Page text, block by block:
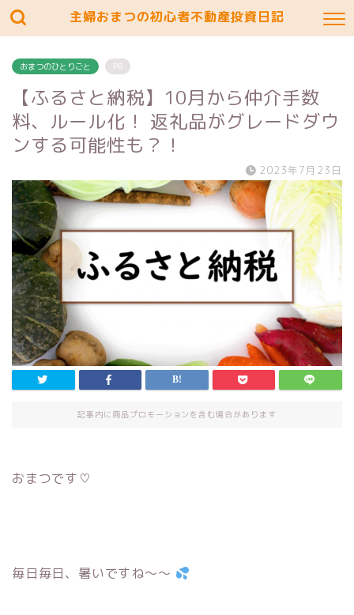
主婦おまつの初心者不動産投資日記
おまつのひとりごと PR
【ふるさと納税】10月から仲介手数
料、ルール化！ 返礼品がグレードダウ
ンする可能性も？！
2023年7月23日
記事内に商品プロモーションを含む場合があります
おまつです♡
毎日毎日、暑いですね〜〜